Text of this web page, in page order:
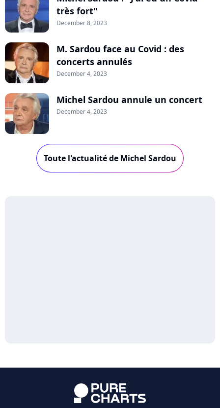
très fort"
December 8, 2023
M. Sardou face au Covid : des
concerts annulés
December 4, 2023
Michel Sardou annule un concert
December 4, 2023
Toute l'actualité de Michel Sardou